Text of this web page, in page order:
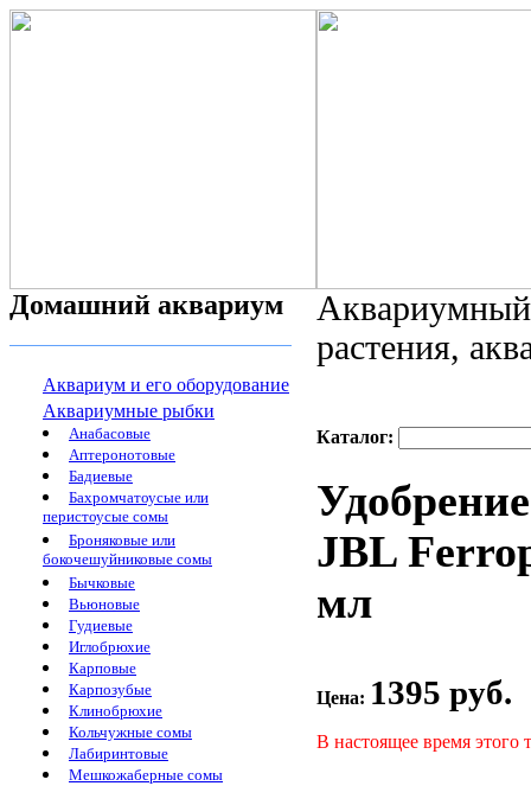
Домашний аквариум
Аквариум и его оборудование
Аквариумные рыбки
Анабасовые
Аптеронотовые
Бадиевые
Бахромчатоусые или
перистоусые сомы
Броняковые или
бокочешуйниковые сомы
Бычковые
Вьюновые
Гудиевые
Иглобрюхие
Карповые
Карпозубые
Клинобрюхие
Кольчужные сомы
Лабиринтовые
Мешкожаберные сомы
растения,
Каталог:
JBL
мл
Цена: 1395 руб.
В настоящее время этого